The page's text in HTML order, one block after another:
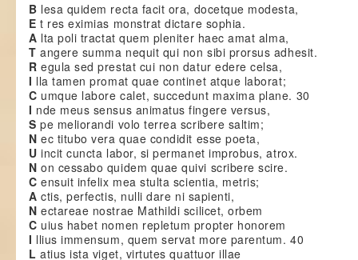
B lesa quidem recta facit ora, docetque modesta,
Et res eximias monstrat dictare sophia.
A lta poli tractat quem pleniter haec amat alma,
Tangere summa nequit qui non sibi prorsus adhesit.
Regula sed prestat cui non datur edere celsa,
I lla tamen promat quae continet atque laborat;
C umque labore calet, succedunt maxima plane. 30
I nde meus sensus animatus fingere versus,
Spe meliorandi volo terrea scribere saltim;
Nec titubo vera quae condidit esse poeta,
Uincit cuncta labor, si permanet improbus, atrox.
Non cessabo quidem quae quivi scribere scire.
Censuit infelix mea stulta scientia, metris;
Actis, perfectis, nulli dare ni sapienti,
Nectareae nostrae Mathildi scilicet, orbem
C uius habet nomen repletum propter honorem
I llius immensum, quem servat more parentum. 40
Latius ista viget, virtutes quattuor illae